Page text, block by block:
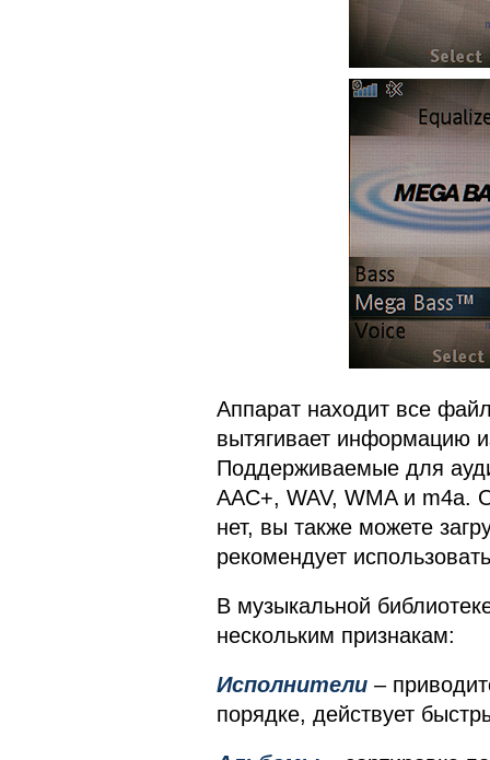
Аппарат находит все
вытягивает информацию
Поддерживаемые для
AAC+, WAV, WMA и m4a.
нет, вы также можете
рекомендует
В музыкальной
нескольким признакам:
Исполнители –
порядке, действует